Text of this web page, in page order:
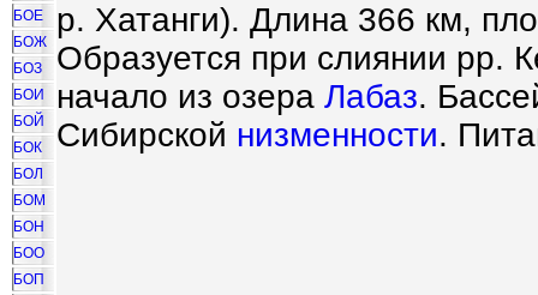
БОЕ
БОЖ
БОЗ
БОИ
БОЙ
БОК
БОЛ
БОМ
БОН
БОО
БОП
р. Хатанги). Длина 366 км,
Образуется при слиянии рр.
начало из озера Лабаз.
Сибирской низменности.